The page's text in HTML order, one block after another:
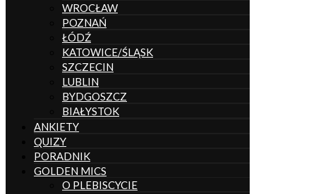
WROCŁAW
POZNAŃ
ŁÓDŹ
KATOWICE/ŚLĄSK
SZCZECIN
LUBLIN
BYDGOSZCZ
BIAŁYSTOK
ANKIETY
QUIZY
PORADNIK
GOLDEN MICS
O PLEBISCYCIE